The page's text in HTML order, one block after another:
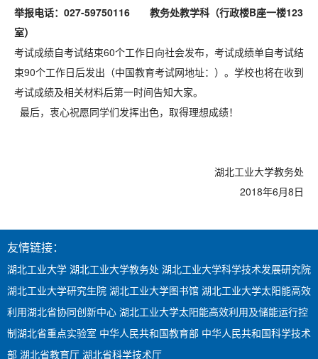
举报电话：027-59750116 教务处教学科（行政楼B座一楼123
室）
考试成绩自考试结束60个工作日向社会发布，考试成绩单自考试结
束90个工作日后发出（中国教育考试网地址：）。学校也将在收到
考试成绩及相关材料后第一时间告知大家。
最后，衷心祝愿同学们发挥出色，取得理想成绩！
湖北工业大学教务处
2018年6月8日
友情链接：
湖北工业大学 湖北工业大学教务处 湖北工业大学科学技术发展研究院
湖北工业大学研究生院 湖北工业大学图书馆 湖北工业大学太阳能高效
利用湖北省协同创新中心 湖北工业大学太阳能高效利用及储能运行控
制湖北省重点实验室 中华人民共和国教育部 中华人民共和国科学技术
部 湖北省教育厅 湖北省科学技术厅